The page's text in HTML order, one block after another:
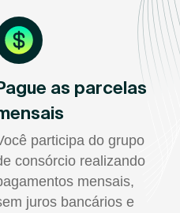
as parcelas
participa do grupo
consórcio realizando
mensais,
juros bancários e